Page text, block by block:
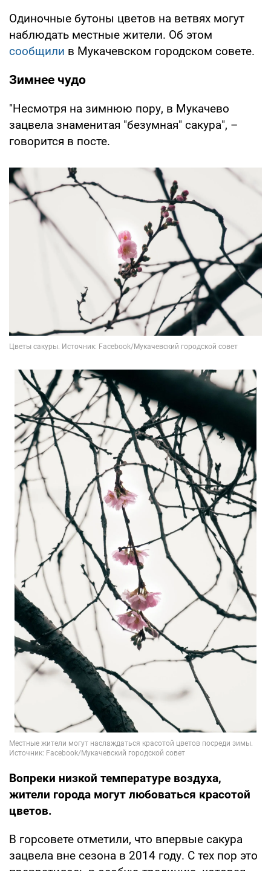
Одиночные бутоны цветов на ветвях могут
наблюдать местные жители. Об этом
сообщили в Мукачевском городском совете.
Зимнее чудо
"Несмотря на зимнюю пору, в Мукачево
зацвела знаменитая "безумная" сакура", –
говорится в посте.
Вопреки низкой температуре воздуха,
жители города могут любоваться красотой
цветов.
В горсовете отметили, что впервые сакура
зацвела вне сезона в 2014 году. С тех пор это